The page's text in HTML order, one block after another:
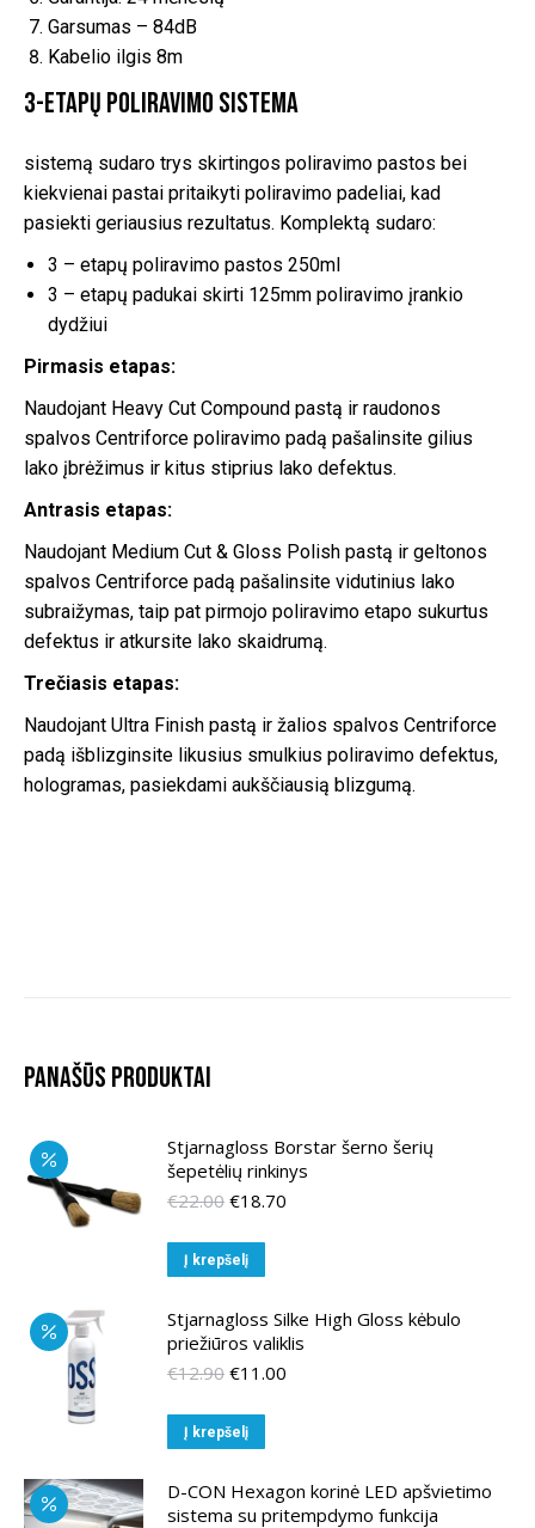
Garsumas – 84dB
Kabelio ilgis 8m
3-etapų Poliravimo Sistema
sistemą sudaro trys skirtingos poliravimo pastos bei
kiekvienai pastai pritaikyti poliravimo padeliai, kad
pasiekti geriausius rezultatus. Komplektą sudaro:
3 – etapų poliravimo pastos 250ml
3 – etapų padukai skirti 125mm poliravimo įrankio
dydžiui
Pirmasis etapas:
Naudojant Heavy Cut Compound pastą ir raudonos
spalvos Centriforce poliravimo padą pašalinsite gilius
lako įbrėžimus ir kitus stiprius lako defektus.
Antrasis etapas:
Naudojant Medium Cut & Gloss Polish pastą ir geltonos
spalvos Centriforce padą pašalinsite vidutinius lako
subraižymas, taip pat pirmojo poliravimo etapo sukurtus
defektus ir atkursite lako skaidrumą.
Trečiasis etapas:
Naudojant Ultra Finish pastą ir žalios spalvos Centriforce
padą išblizginsite likusius smulkius poliravimo defektus,
hologramas, pasiekdami aukščiausią blizgumą.
Panašūs produktai
Stjarnagloss Borstar šerno šerių
šepetėlių rinkinys
€22.00 Original
was:
€22.00.
€18.70
Į krepšelį
Stjarnagloss Silke High Gloss kėbulo
priežiūros valiklis
€12.90 Original
was:
€12.90.
€11.00
Į krepšelį
D-CON Hexagon korinė LED apšvietimo
sistema su pritempdymo funkcija